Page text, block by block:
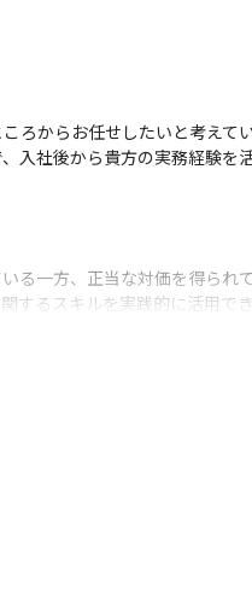
ろからお任せしたいと考えて
入社後から貴方の実務経験を
る一方、正当な対価を得ら
するスキルを実践的に活用で
も成長を続けて参ります。